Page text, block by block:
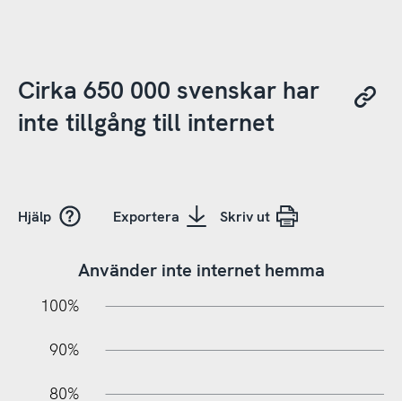
Cirka 650 000 svenskar har
inte tillgång till internet
Hjälp Exportera Skriv ut
Använder inte internet hemma
100%
90%
80%